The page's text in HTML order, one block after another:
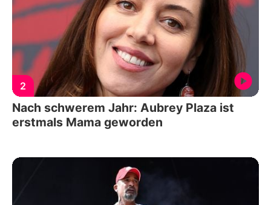
2
Nach schwerem Jahr: Aubrey Plaza ist
erstmals Mama geworden